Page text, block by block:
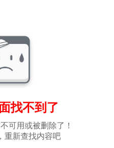
找不到了
可用或被删除了！
重新查找内容吧